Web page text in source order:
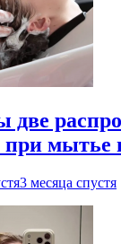
две
мытье
3 месяца спустя